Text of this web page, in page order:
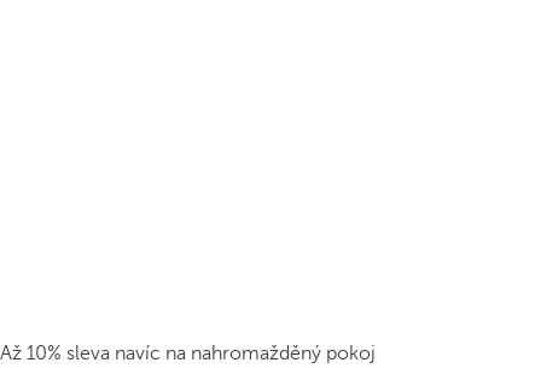
Až 10% sleva navíc na nahromažděný pokoj